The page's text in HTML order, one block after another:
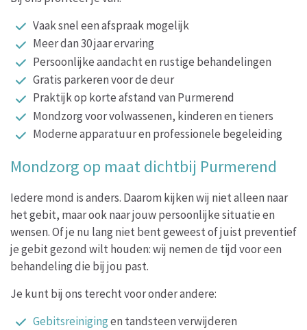
Vaak snel een afspraak mogelijk
Meer dan 30 jaar ervaring
Persoonlijke aandacht en rustige behandelingen
Gratis parkeren voor de deur
Praktijk op korte afstand van Purmerend
Mondzorg voor volwassenen, kinderen en tieners
Moderne apparatuur en professionele begeleiding
Mondzorg op maat dichtbij Purmerend
Iedere mond is anders. Daarom kijken wij niet alleen naar
het gebit, maar ook naar jouw persoonlijke situatie en
wensen. Of je nu lang niet bent geweest of juist preventief
je gebit gezond wilt houden: wij nemen de tijd voor een
behandeling die bij jou past.
Je kunt bij ons terecht voor onder andere:
Gebitsreinigingen tandsteen verwijderen